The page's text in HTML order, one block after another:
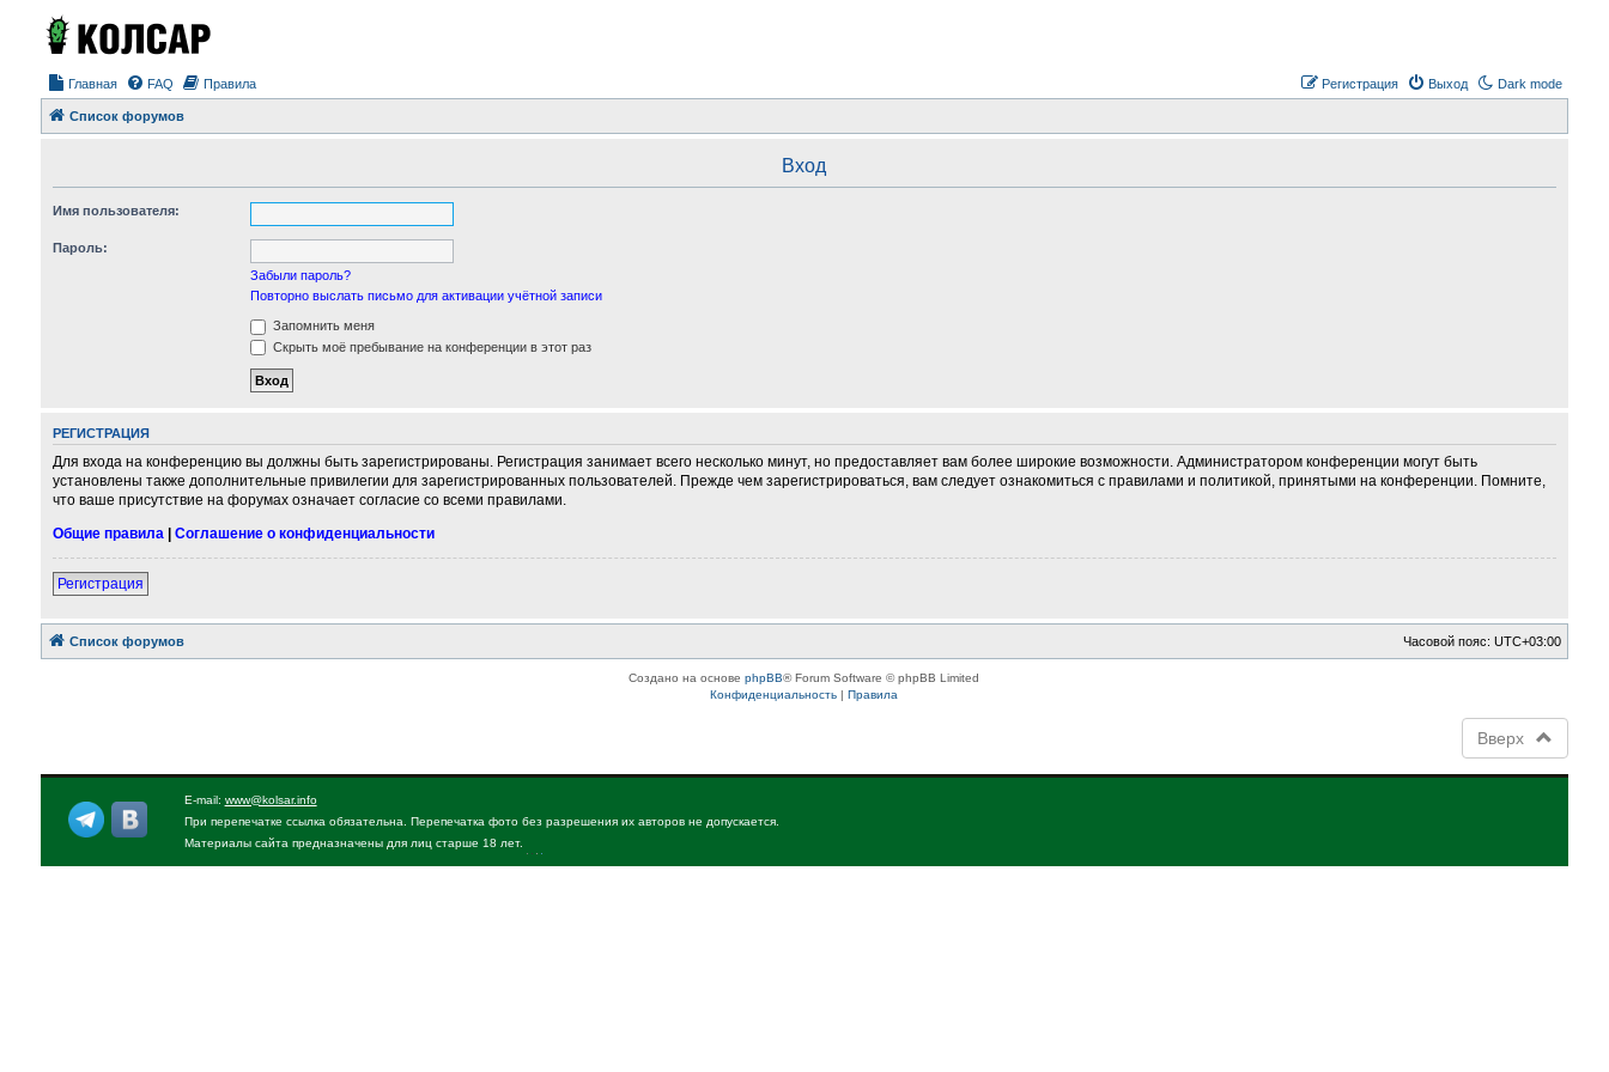
Главная Dark mode
FAQ Правила Выход
Регистрация
Список форумов
Вход
Имя пользователя:
Пароль:
Забыли пароль?
Повторно выслать письмо для активации учётной записи
Запомнить меня
Скрыть моё пребывание на конференции в этот раз
РЕГИСТРАЦИЯ
Для входа на конференцию вы должны быть зарегистрированы. Регистрация занимает всего несколько минут, но предоставляет вам более широкие возможности. Администратором конференции могут быть
установлены также дополнительные привилегии для зарегистрированных пользователей. Прежде чем зарегистрироваться, вам следует ознакомиться с правилами и политикой, принятыми на конференции. Помните,
что ваше присутствие на форумах означает согласие со всеми правилами.
Общие правила | Соглашение о конфиденциальности
Регистрация
Список форумов Часовой пояс:UTC+03:00
Создано на основеphpBB® Forum Software © phpBB Limited
Конфиденциальность |Правила
Вверх
E-mail: www@kolsar.info
При перепечатке ссылка обязательна. Перепечатка фото без разрешения их авторов не допускается.
Материалы сайта предназначены для лиц старше 18 лет.